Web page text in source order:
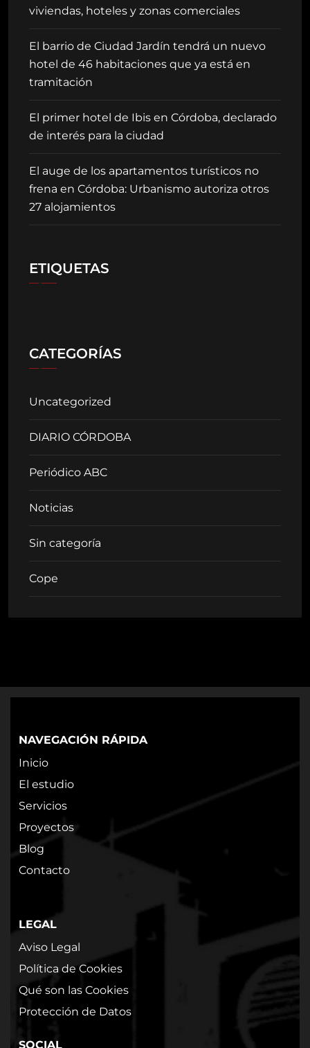
viviendas, hoteles y zonas comerciales
El barrio de Ciudad Jardín tendrá un nuevo
hotel de 46 habitaciones que ya está en
tramitación
El primer hotel de Ibis en Córdoba, declarado
de interés para la ciudad
El auge de los apartamentos turísticos no
frena en Córdoba: Urbanismo autoriza otros
27 alojamientos
ETIQUETAS
CATEGORÍAS
Uncategorized
DIARIO CÓRDOBA
Periódico ABC
Noticias
Sin categoría
Cope
NAVEGACIÓN RÁPIDA
Inicio
El estudio
Servicios
Proyectos
Blog
Contacto
LEGAL
Aviso Legal
Política de Cookies
Qué son las Cookies
Protección de Datos
SOCIAL